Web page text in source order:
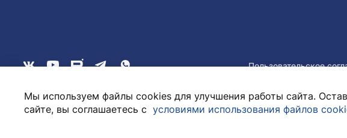
Мы используем файлы cookies для улучшения работы сайта.
сайте, вы соглашаетесь с условиями использования файлов
Пользовательское